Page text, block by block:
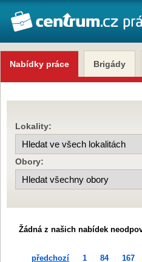
Nabídky práce Brigády
Lokality:
Obory:
Žádná z našich nabídek
předchozí 1 84 167